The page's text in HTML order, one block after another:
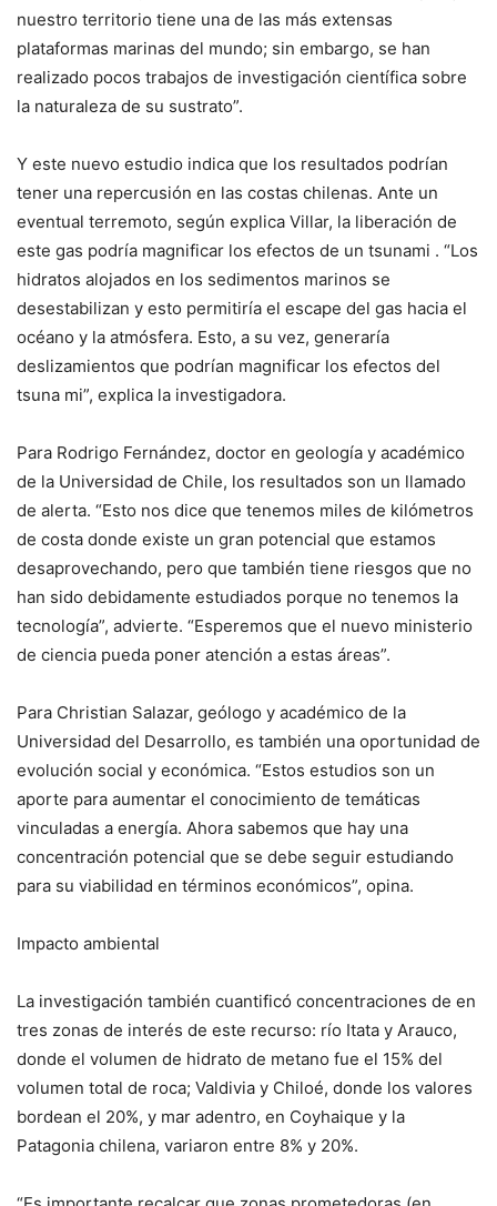
nuestro territorio tiene una de las más extensas
plataformas marinas del mundo; sin embargo, se han
realizado pocos trabajos de investigación científica sobre
la naturaleza de su sustrato”.
Y este nuevo estudio indica que los resultados podrían
tener una repercusión en las costas chilenas. Ante un
eventual terremoto, según explica Villar, la liberación de
este gas podría magnificar los efectos de un tsunami . “Los
hidratos alojados en los sedimentos marinos se
desestabilizan y esto permitiría el escape del gas hacia el
océano y la atmósfera. Esto, a su vez, generaría
deslizamientos que podrían magnificar los efectos del
tsuna mi”, explica la investigadora.
Para Rodrigo Fernández, doctor en geología y académico
de la Universidad de Chile, los resultados son un llamado
de alerta. “Esto nos dice que tenemos miles de kilómetros
de costa donde existe un gran potencial que estamos
desaprovechando, pero que también tiene riesgos que no
han sido debidamente estudiados porque no tenemos la
tecnología”, advierte. “Esperemos que el nuevo ministerio
de ciencia pueda poner atención a estas áreas”.
Para Christian Salazar, geólogo y académico de la
Universidad del Desarrollo, es también una oportunidad de
evolución social y económica. “Estos estudios son un
aporte para aumentar el conocimiento de temáticas
vinculadas a energía. Ahora sabemos que hay una
concentración potencial que se debe seguir estudiando
para su viabilidad en términos económicos”, opina.
Impacto ambiental
La investigación también cuantificó concentraciones de en
tres zonas de interés de este recurso: río Itata y Arauco,
donde el volumen de hidrato de metano fue el 15% del
volumen total de roca; Valdivia y Chiloé, donde los valores
bordean el 20%, y mar adentro, en Coyhaique y la
Patagonia chilena, variaron entre 8% y 20%.